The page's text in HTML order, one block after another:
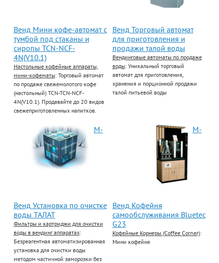
Венд Мини кофе-автомат с
тумбой под стаканы и
сиропы TCN-NCF-
4N(V10.1)
Настольные кофейные аппараты,
мини-кофематы: Торговый автомат
по продаже свежемолотого кофе
(настольный) TCN-TCN-NCF-
4N(V10.1). Продавайте до 20 видов
свежеприготовленных напитков.
Венд Торговый автомат
для приготовления и
продажи талой воды
Вендинговые автоматы по продаже
воды: Уникальный торговый
автомат для приготовления,
хранения и порционной продажи
талой питьевой воды
М-
Венд Установка по очистке
воды ТАЛАТ
Фильтры и картриджи для очистки
воды в вендинг аппаратах:
Безреагентная автоматизированная
установка для очистки воды
методом частичной заморозки без
М-
Венд Кофейня
самообслуживания Bluetec
G23
Кофейные Корнеры (Coffee Corner):
Мини кофейня